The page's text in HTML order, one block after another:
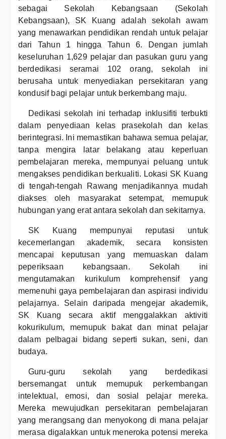
sebagai Sekolah Kebangsaan (Sekolah
Kebangsaan), SK Kuang adalah sekolah awam
yang menawarkan pendidikan rendah untuk pelajar
dari Tahun 1 hingga Tahun 6. Dengan jumlah
keseluruhan 1,629 pelajar dan pasukan guru yang
berdedikasi seramai 102 orang, sekolah ini
berusaha untuk menyediakan persekitaran yang
kondusif bagi pelajar untuk berkembang maju.
Dedikasi sekolah ini terhadap inklusifiti terbukti
dalam penyediaan kelas prasekolah dan kelas
berintegrasi. Ini memastikan bahawa semua pelajar,
tanpa mengira latar belakang atau keperluan
pembelajaran mereka, mempunyai peluang untuk
mengakses pendidikan berkualiti. Lokasi SK Kuang
di tengah-tengah Rawang menjadikannya mudah
diakses oleh masyarakat setempat, memupuk
hubungan yang erat antara sekolah dan sekitarnya.
SK Kuang mempunyai reputasi untuk
kecemerlangan akademik, secara konsisten
mencapai keputusan yang memuaskan dalam
peperiksaan kebangsaan. Sekolah ini
mengutamakan kurikulum komprehensif yang
memenuhi gaya pembelajaran dan aspirasi individu
pelajarnya. Selain daripada mengejar akademik,
SK Kuang secara aktif menggalakkan aktiviti
kokurikulum, memupuk bakat dan minat pelajar
dalam pelbagai bidang seperti sukan, seni, dan
budaya.
Guru-guru sekolah yang berdedikasi
bersemangat untuk memupuk perkembangan
intelektual, emosi, dan sosial pelajar mereka.
Mereka mewujudkan persekitaran pembelajaran
yang merangsang dan menyokong di mana pelajar
merasa digalakkan untuk meneroka potensi mereka